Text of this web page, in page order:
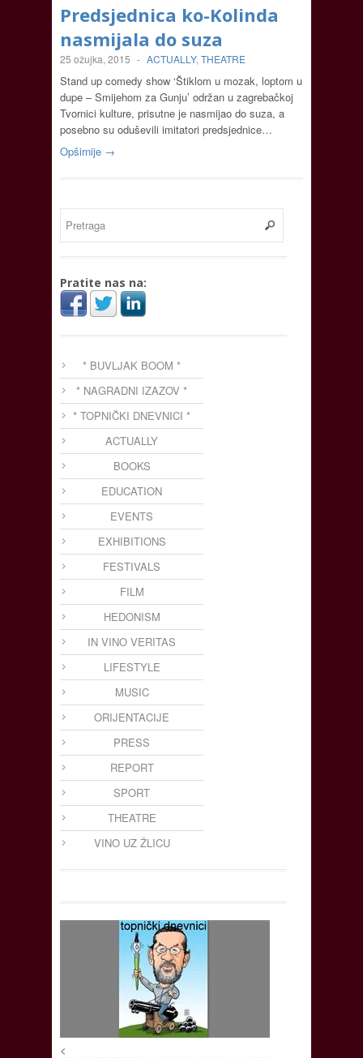
Predsjednica ko-Kolinda
nasmijala do suza
25 ožujka, 2015 - ACTUALLY, THEATRE
Stand up comedy show ‘Štiklom u mozak, loptom u
dupe – Smijehom za Gunju’ održan u zagrebačkoj
Tvornici kulture, prisutne je nasmijao do suza, a
posebno su oduševili imitatori predsjednice…
Opširnije →
Pratite nas na:
* BUVLJAK BOOM *
* NAGRADNI IZAZOV *
* TOPNIČKI DNEVNICI *
ACTUALLY
BOOKS
EDUCATION
EVENTS
EXHIBITIONS
FESTIVALS
FILM
HEDONISM
IN VINO VERITAS
LIFESTYLE
MUSIC
ORIJENTACIJE
PRESS
REPORT
SPORT
THEATRE
VINO UZ ŽLICU
<